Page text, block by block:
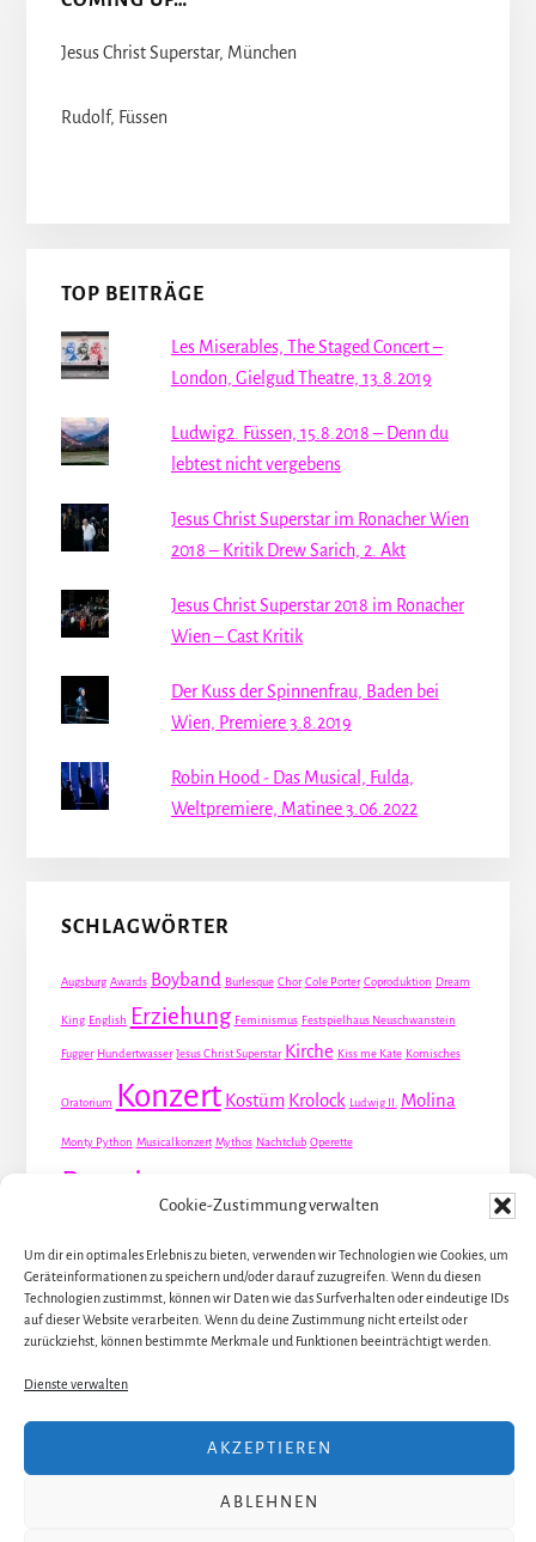
Cookie-Zustimmung verwalten
Um dir ein optimales Erlebnis zu bieten, verwenden wir Technologien wie Cookies, um
Geräteinformationen zu speichern und/oder darauf zuzugreifen. Wenn du diesen
Technologien zustimmst, können wir Daten wie das Surfverhalten oder eindeutige IDs
auf dieser Website verarbeiten. Wenn du deine Zustimmung nicht erteilst oder
zurückziehst, können bestimmte Merkmale und Funktionen beeinträchtigt werden.
Dienste verwalten
AKZEPTIEREN
ABLEHNEN
Jesus Christ Superstar, München
Rudolf, Füssen
TOP BEITRÄGE
Les Miserables, The Staged Concert –
London, Gielgud Theatre, 13.8.2019
Ludwig2. Füssen, 15.8.2018 – Denn du
lebtest nicht vergebens
Jesus Christ Superstar im Ronacher Wien
2018 – Kritik Drew Sarich, 2. Akt
Jesus Christ Superstar 2018 im Ronacher
Wien – Cast Kritik
Der Kuss der Spinnenfrau, Baden bei
Wien, Premiere 3.8.2019
Robin Hood - Das Musical, Fulda,
Weltpremiere, Matinee 3.06.2022
SCHLAGWÖRTER
Augsburg Awards Boyband Burlesque Chor Cole Porter Coproduktion Dream
King English Erziehung Feminismus Festspielhaus Neuschwanstein
Fugger Hundertwasser Jesus Christ Superstar Kirche Kiss me Kate Komisches
Oratorium Konzert Kostüm Krolock Ludwig II. Molina
Monty Python Musicalkonzert Mythos Nachtclub Operette
Premiere
Dirie WeltpremiereÖsterreich Übersetzung
ALLE THEATER UND ORTE
ALLE MUSICALS / STÜCKE